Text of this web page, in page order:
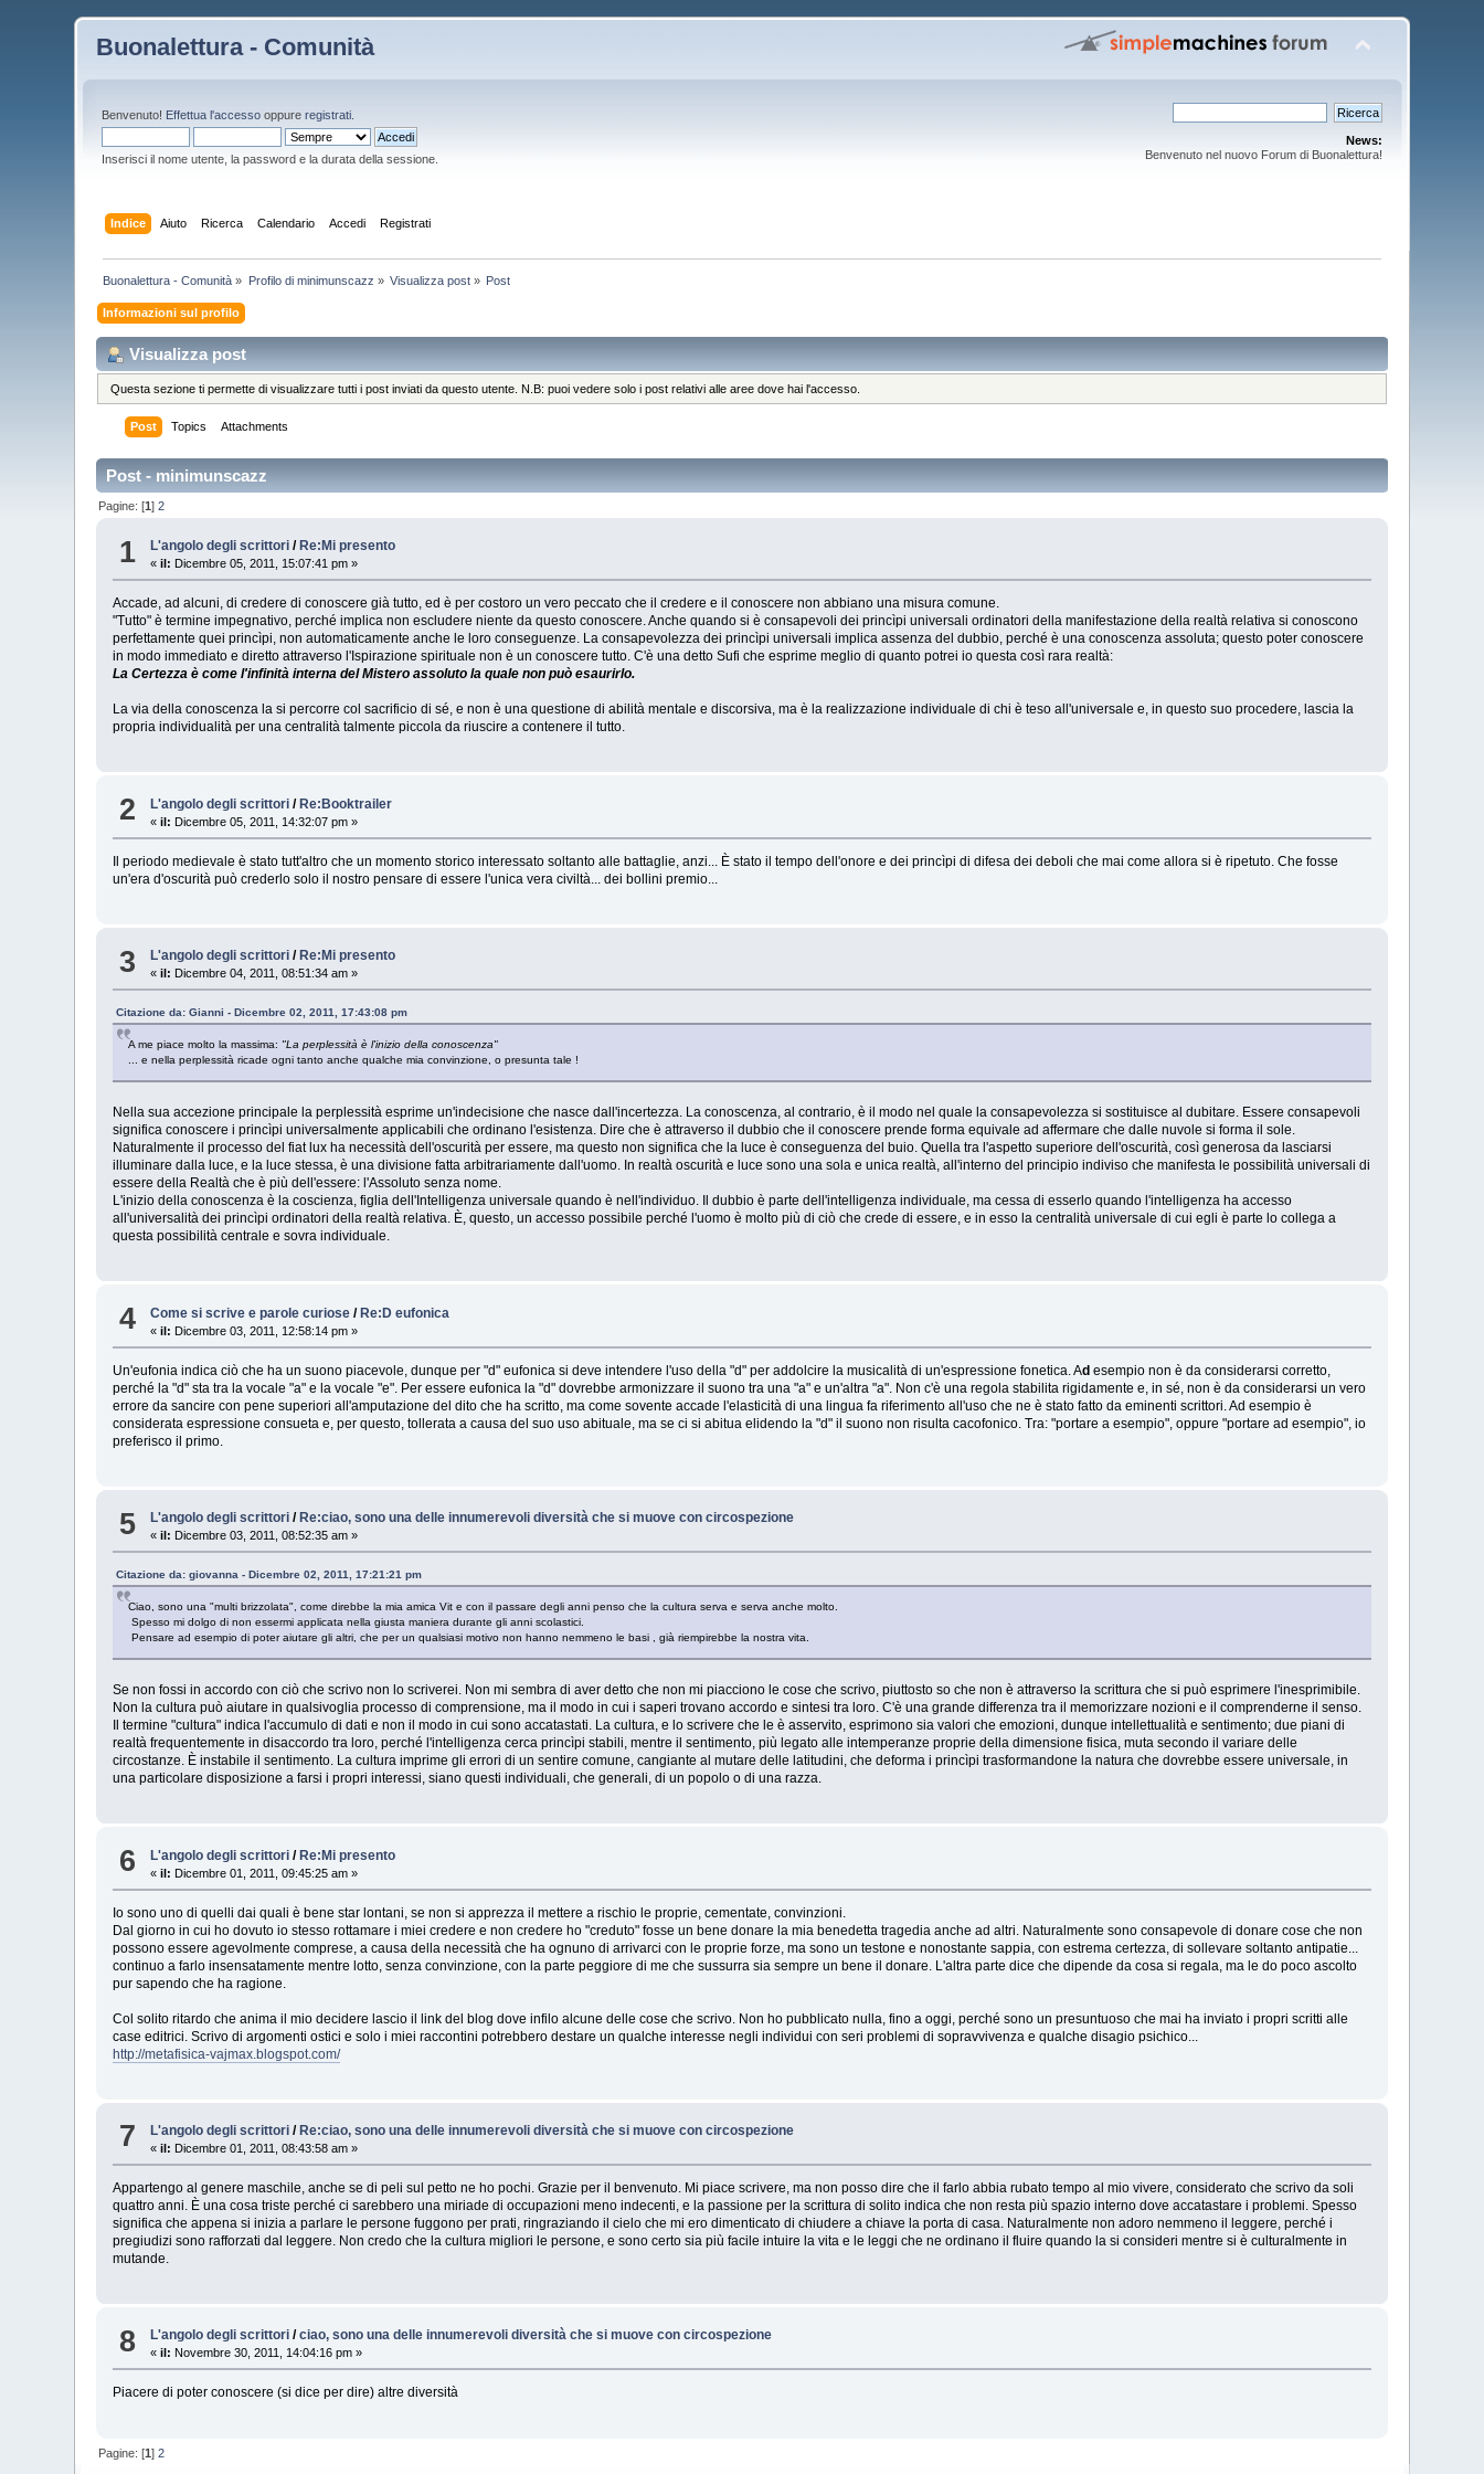
Buonalettura - Comunità
Benvenuto! Effettua l'accesso oppureregistrati
Inserisci il nome utente, la password e la durata della sessione.
News:
Benvenuto nel nuovo Forum di Buonalettura!
Indice Aiuto Ricerca Calendario Accedi Registrati
Buonalettura - Comunità » Profilo di minimunscazz » Visualizza post » Post
Informazioni sul profilo
Visualizza post
Questa sezione ti permette di visualizzare tutti i post inviati da questo utente. N.B: puoi vedere solo i post relativi alle aree dove hai l'accesso.
Post Topics Attachments
Post - minimunscazz
Pagine: [1]2
1 L'angolo degli scrittori / Re:Mi presento
«il: Dicembre 05, 2011, 15:07:41 pm »
Accade, ad alcuni, di credere di conoscere già tutto, ed è per costoro un vero peccato che il credere e il conoscere non abbiano una misura comune.
"Tutto" è termine impegnativo, perché implica non escludere niente da questo conoscere. Anche quando si è consapevoli dei princìpi universali ordinatori della manifestazione della realtà relativa si conoscono
perfettamente quei princìpi, non automaticamente anche le loro conseguenze. La consapevolezza dei princìpi universali implica assenza del dubbio, perché è una conoscenza assoluta; questo poter conoscere
in modo immediato e diretto attraverso l'Ispirazione spirituale non è un conoscere tutto. C'è una detto Sufi che esprime meglio di quanto potrei io questa così rara realtà:
La Certezza è come l'infinità interna del Mistero assoluto la quale non può esaurirlo.
La via della conoscenza la si percorre col sacrificio di sé, e non è una questione di abilità mentale e discorsiva, ma è la realizzazione individuale di chi è teso all'universale e, in questo suo procedere, lascia la
propria individualità per una centralità talmente piccola da riuscire a contenere il tutto.
2 L'angolo degli scrittori /Re:Booktrailer
«il: Dicembre 05, 2011, 14:32:07 pm »
Il periodo medievale è stato tutt'altro che un momento storico interessato soltanto alle battaglie, anzi... È stato il tempo dell'onore e dei princìpi di difesa dei deboli che mai come allora si è ripetuto. Che fosse
un'era d'oscurità può crederlo solo il nostro pensare di essere l'unica vera civiltà... dei bollini premio...
3 L'angolo degli scrittori / Re:Mi presento
«il: Dicembre 04, 2011, 08:51:34 am »
Citazione da: Gianni - Dicembre 02, 2011, 17:43:08 pm
A me piace molto la massima: "La perplessità è l'inizio della conoscenza"
... e nella perplessità ricade ogni tanto anche qualche mia convinzione, o presunta tale !
Nella sua accezione principale la perplessità esprime un'indecisione che nasce dall'incertezza. La conoscenza, al contrario, è il modo nel quale la consapevolezza si sostituisce al dubitare. Essere consapevoli
significa conoscere i princìpi universalmente applicabili che ordinano l'esistenza. Dire che è attraverso il dubbio che il conoscere prende forma equivale ad affermare che dalle nuvole si forma il sole.
Naturalmente il processo del fiat lux ha necessità dell'oscurità per essere, ma questo non significa che la luce è conseguenza del buio. Quella tra l'aspetto superiore dell'oscurità, così generosa da lasciarsi
illuminare dalla luce, e la luce stessa, è una divisione fatta arbitrariamente dall'uomo. In realtà oscurità e luce sono una sola e unica realtà, all'interno del principio indiviso che manifesta le possibilità universali di
essere della Realtà che è più dell'essere: l'Assoluto senza nome.
L'inizio della conoscenza è la coscienza, figlia dell'Intelligenza universale quando è nell'individuo. Il dubbio è parte dell'intelligenza individuale, ma cessa di esserlo quando l'intelligenza ha accesso
all'universalità dei princìpi ordinatori della realtà relativa. È, questo, un accesso possibile perché l'uomo è molto più di ciò che crede di essere, e in esso la centralità universale di cui egli è parte lo collega a
questa possibilità centrale e sovra individuale.
4 Come si scrive e parole curiose /Re:D eufonica
«il: Dicembre 03, 2011, 12:58:14 pm »
Un'eufonia indica ciò che ha un suono piacevole, dunque per "d" eufonica si deve intendere l'uso della "d" per addolcire la musicalità di un'espressione fonetica. Ad esempio non è da considerarsi corretto,
perché la "d" sta tra la vocale "a" e la vocale "e". Per essere eufonica la "d" dovrebbe armonizzare il suono tra una "a" e un'altra "a". Non c'è una regola stabilita rigidamente e, in sé, non è da considerarsi un vero
errore da sancire con pene superiori all'amputazione del dito che ha scritto, ma come sovente accade l'elasticità di una lingua fa riferimento all'uso che ne è stato fatto da eminenti scrittori. Ad esempio è
considerata espressione consueta e, per questo, tollerata a causa del suo uso abituale, ma se ci si abitua elidendo la "d" il suono non risulta cacofonico. Tra: "portare a esempio", oppure "portare ad esempio", io
preferisco il primo.
5 L'angolo degli scrittori / Re:ciao, sono una delle innumerevoli diversità che si muove con circospezione
«il: Dicembre 03, 2011, 08:52:35 am »
Citazione da: giovanna - Dicembre 02, 2011, 17:21:21 pm
Ciao, sono una "multi brizzolata", come direbbe la mia amica Vit e con il passare degli anni penso che la cultura serva e serva anche molto.
Spesso mi dolgo di non essermi applicata nella giusta maniera durante gli anni scolastici.
Pensare ad esempio di poter aiutare gli altri, che per un qualsiasi motivo non hanno nemmeno le basi , già riempirebbe la nostra vita.
Se non fossi in accordo con ciò che scrivo non lo scriverei. Non mi sembra di aver detto che non mi piacciono le cose che scrivo, piuttosto so che non è attraverso la scrittura che si può esprimere l'inesprimibile.
Non la cultura può aiutare in qualsivoglia processo di comprensione, ma il modo in cui i saperi trovano accordo e sintesi tra loro. C'è una grande differenza tra il memorizzare nozioni e il comprenderne il senso.
Il termine "cultura" indica l'accumulo di dati e non il modo in cui sono accatastati. La cultura, e lo scrivere che le è asservito, esprimono sia valori che emozioni, dunque intellettualità e sentimento; due piani di
realtà frequentemente in disaccordo tra loro, perché l'intelligenza cerca princìpi stabili, mentre il sentimento, più legato alle intemperanze proprie della dimensione fisica, muta secondo il variare delle
circostanze. È instabile il sentimento. La cultura imprime gli errori di un sentire comune, cangiante al mutare delle latitudini, che deforma i princìpi trasformandone la natura che dovrebbe essere universale, in
una particolare disposizione a farsi i propri interessi, siano questi individuali, che generali, di un popolo o di una razza.
6 L'angolo degli scrittori /Re:Mi presento
«il: Dicembre 01, 2011, 09:45:25 am »
Io sono uno di quelli dai quali è bene star lontani, se non si apprezza il mettere a rischio le proprie, cementate, convinzioni.
Dal giorno in cui ho dovuto io stesso rottamare i miei credere e non credere ho "creduto" fosse un bene donare la mia benedetta tragedia anche ad altri. Naturalmente sono consapevole di donare cose che non
possono essere agevolmente comprese, a causa della necessità che ha ognuno di arrivarci con le proprie forze, ma sono un testone e nonostante sappia, con estrema certezza, di sollevare soltanto antipatie...
continuo a farlo insensatamente mentre lotto, senza convinzione, con la parte peggiore di me che sussurra sia sempre un bene il donare. L'altra parte dice che dipende da cosa si regala, ma le do poco ascolto
pur sapendo che ha ragione.
Col solito ritardo che anima il mio decidere lascio il link del blog dove infilo alcune delle cose che scrivo. Non ho pubblicato nulla, fino a oggi, perché sono un presuntuoso che mai ha inviato i propri scritti alle
case editrici. Scrivo di argomenti ostici e solo i miei raccontini potrebbero destare un qualche interesse negli individui con seri problemi di sopravvivenza e qualche disagio psichico...
http://metafisica-vajmax.blogspot.com/
7 L'angolo degli scrittori / Re:ciao, sono una delle innumerevoli diversità che si muove con circospezione
«il: Dicembre 01, 2011, 08:43:58 am »
Appartengo al genere maschile, anche se di peli sul petto ne ho pochi. Grazie per il benvenuto. Mi piace scrivere, ma non posso dire che il farlo abbia rubato tempo al mio vivere, considerato che scrivo da soli
quattro anni. È una cosa triste perché ci sarebbero una miriade di occupazioni meno indecenti, e la passione per la scrittura di solito indica che non resta più spazio interno dove accatastare i problemi. Spesso
significa che appena si inizia a parlare le persone fuggono per prati, ringraziando il cielo che mi ero dimenticato di chiudere a chiave la porta di casa. Naturalmente non adoro nemmeno il leggere, perché i
pregiudizi sono rafforzati dal leggere. Non credo che la cultura migliori le persone, e sono certo sia più facile intuire la vita e le leggi che ne ordinano il fluire quando la si consideri mentre si è culturalmente in
mutande.
8 L'angolo degli scrittori /ciao, sono una delle innumerevoli diversità che si muove con circospezione
«il: Novembre 30, 2011, 14:04:16 pm »
Piacere di poter conoscere (si dice per dire) altre diversità
Pagine: [1]2